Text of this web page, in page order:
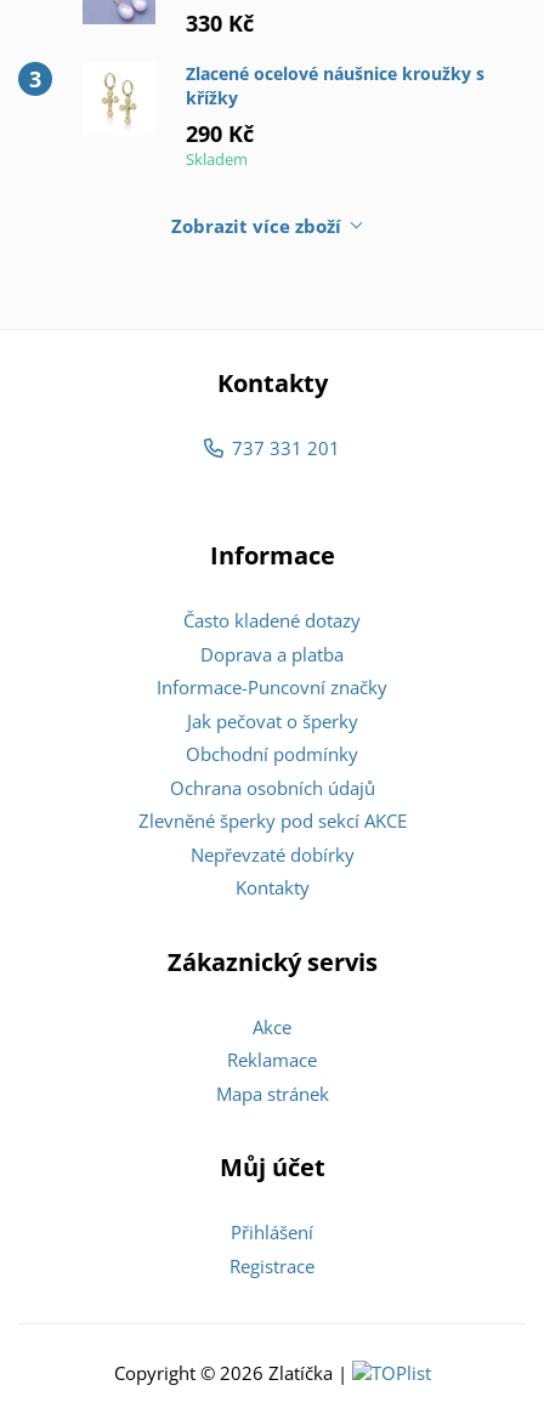
330 Kč
Zlacené ocelové náušnice kroužky s
křížky
290 Kč
Skladem
Zobrazit více zboží
Kontakty
737 331 201
Informace
Často kladené dotazy
Doprava a platba
Informace-Puncovní značky
Jak pečovat o šperky
Obchodní podmínky
Ochrana osobních údajů
Zlevněné šperky pod sekcí AKCE
Nepřevzaté dobírky
Kontakty
Zákaznický servis
Akce
Reklamace
Mapa stránek
Můj účet
Přihlášení
Registrace
Copyright © 2026 Zlatíčka |